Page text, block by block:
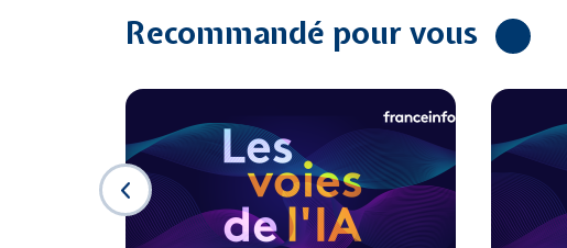
Recommandé pour vous